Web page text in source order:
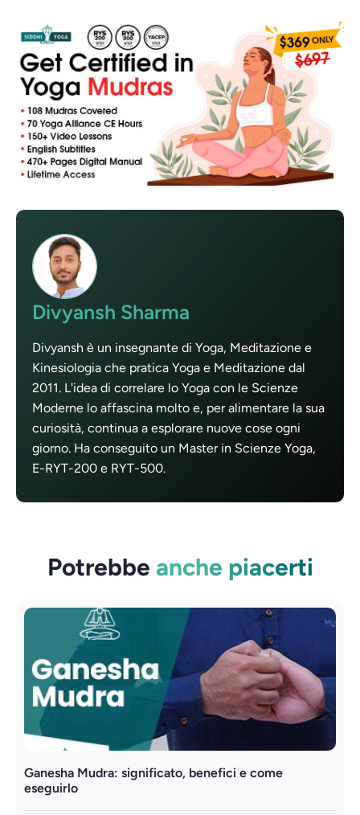
Divyansh Sharma
Divyansh è un insegnante di Yoga, Meditazione e
Kinesiologia che pratica Yoga e Meditazione dal
2011. L'idea di correlare lo Yoga con le Scienze
Moderne lo affascina molto e, per alimentare la sua
curiosità, continua a esplorare nuove cose ogni
giorno. Ha conseguito un Master in Scienze Yoga,
E-RYT-200 e RYT-500.
Potrebbe anche piacerti
Ganesha Mudra: significato, benefici e come
eseguirlo